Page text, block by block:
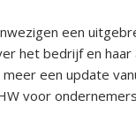
een
het bedrijf en
een update
voor